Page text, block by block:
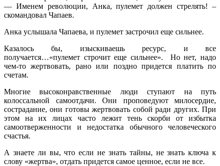
— Именем революции, Анка, пулемет должен стрелять! –
скомандовал Чапаев.
Анка услышала Чапаева, и пулемет застрочил еще сильнее.
Казалось бы, изыскиваешь ресурс, и все
получается…«пулемет строчит еще сильнее». Но нет, надо
чем-то жертвовать, рано или поздно придется платить по
счетам.
Многие высоконравственные люди ступают на путь
колоссальной самоотдачи. Они проповедуют милосердие,
сострадание, они готовы жертвовать собой ради других. При
этом на их лицах часто лежит тень скорби от избытка
самоотверженности и недостатка обычного человеческого
счастья.
А знаете ли вы, что если не знать тайны, не знать ключа к
слову «жертва», отдать придется самое ценное, если не все.